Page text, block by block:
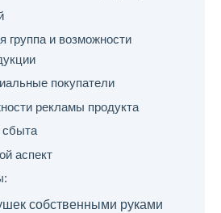
группа и возможности
покупатели
рекламы продукта
сбыта
аспект
собственными руками